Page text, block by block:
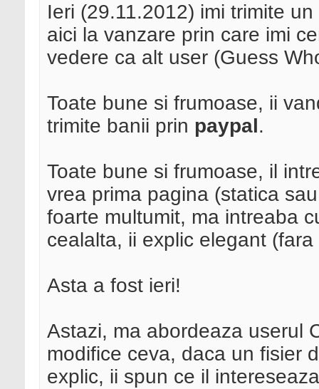
Ieri (29.11.2012) imi trimite
aici la vanzare prin care imi
vedere ca alt user (Guess
Toate bune si frumoase, ii
trimite banii prin paypal .
Toate bune si frumoase, il
vrea prima pagina (statica
foarte multumit, ma intreaba
cealalta, ii explic elegant
Asta a fost ieri!
Astazi, ma abordeaza userul
modifice ceva, daca un fisier
explic, ii spun ce il